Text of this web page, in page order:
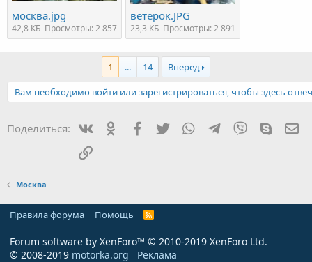
москва.jpg
42,8 КБ Просмотры: 2 857
ветерок.JPG
23,3 КБ Просмотры: 2 891
1 ... 14
Вперед
Вам необходимо войти или зарегистрироваться, чтобы здесь
Поделиться: ВконтактеОдноклассники
Facebook
TwitterWhatsAppTelegram
Viber Skype
Ссылка
Москва
Правила форума Помощь
R
Forum software by XenForo™ © 2010-2019 XenForo Ltd.
© 2008-2019 motorka.org Реклама